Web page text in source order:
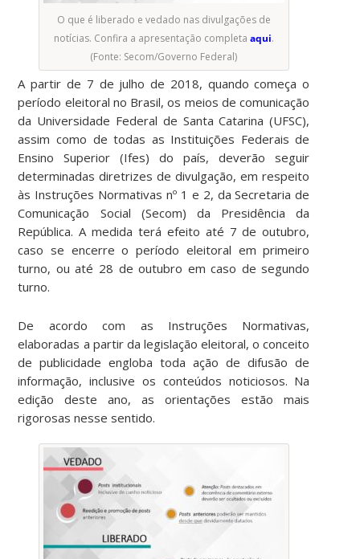
O que é liberado e vedado nas divulgações de
notícias. Confira a apresentação completa aqui.
(Fonte: Secom/Governo Federal)
A partir de 7 de julho de 2018, quando começa o
período eleitoral no Brasil, os meios de comunicação
da Universidade Federal de Santa Catarina (UFSC),
assim como de todas as Instituições Federais de
Ensino Superior (Ifes) do país, deverão seguir
determinadas diretrizes de divulgação, em respeito
às Instruções Normativas nº 1 e 2, da Secretaria de
Comunicação Social (Secom) da Presidência da
República. A medida terá efeito até 7 de outubro,
caso se encerre o período eleitoral em primeiro
turno, ou até 28 de outubro em caso de segundo
turno.
De acordo com as Instruções Normativas,
elaboradas a partir da legislação eleitoral, o conceito
de publicidade engloba toda ação de difusão de
informação, inclusive os conteúdos noticiosos. Na
edição deste ano, as orientações estão mais
rigorosas nesse sentido.